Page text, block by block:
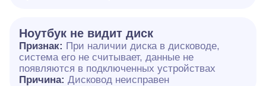
Ноутбук не видит диск
Признак: При наличии диска в дисководе,
система его не считывает, данные не
появляются в подключенных устройствах
Причина: Дисковод неисправен